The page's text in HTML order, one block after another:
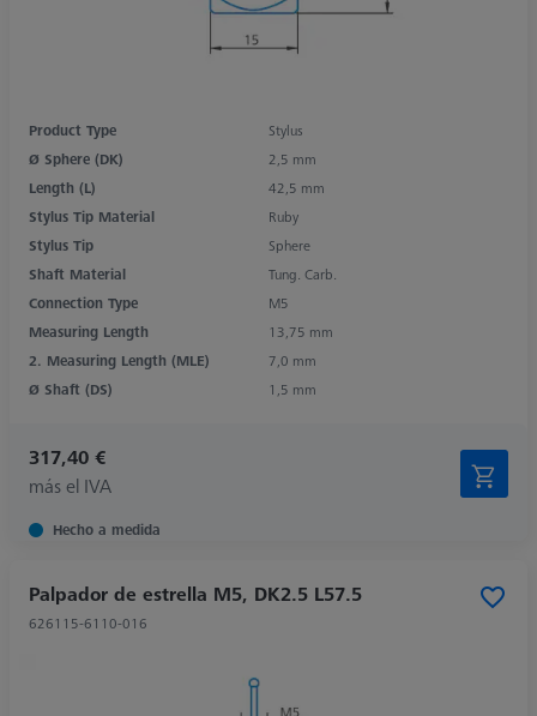
Product Type
Stylus
Ø Sphere (DK)
2,5 mm
Length (L)
42,5 mm
Stylus Tip Material
Ruby
Stylus Tip
Sphere
Shaft Material
Tung. Carb.
Connection Type
M5
Measuring Length
13,75 mm
2. Measuring Length (MLE)
7,0 mm
Ø Shaft (DS)
1,5 mm
317,40 €
más el IVA
Hecho a medida
Palpador de estrella M5, DK2.5 L57.5
626115-6110-016